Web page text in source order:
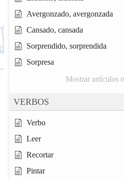
Avergonzado, avergonzada
Cansado, cansada
Sorprendido, sorprendida
Sorpresa
Mostrar artículos
VERBOS
Verbo
Leer
Recortar
Pintar